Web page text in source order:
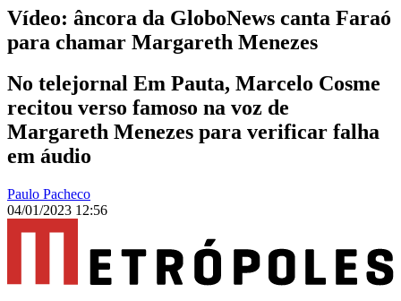
Vídeo: âncora da GloboNews canta Faraó
para chamar Margareth Menezes
No telejornal Em Pauta, Marcelo Cosme
recitou verso famoso na voz de
Margareth Menezes para verificar falha
em áudio
Paulo Pacheco
04/01/2023 12:56